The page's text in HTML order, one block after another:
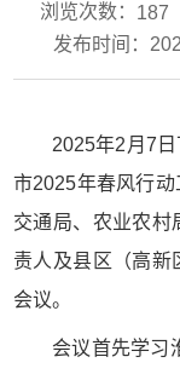
浏览次数： 187
发布时间：
2025年2月7
市2025年春风行动
交通局、农业农村
责人及县区（高新
会议。
会议首先学习